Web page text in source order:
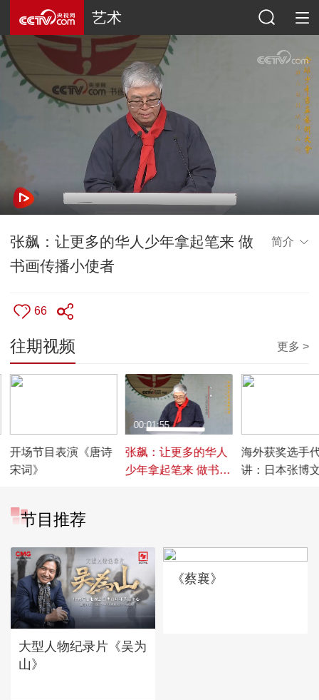
艺术
张飙：让更多的华人少年拿起笔来 做
书画传播小使者
简介
66
往期视频 更多 >
开场节目表演《唐诗
宋词》
张飙：让更多的华人
少年拿起笔来 做书画
00:01:55
海外获奖选手
讲：日本张博
节目推荐
大型人物纪录片《吴为
山》
《蔡襄》